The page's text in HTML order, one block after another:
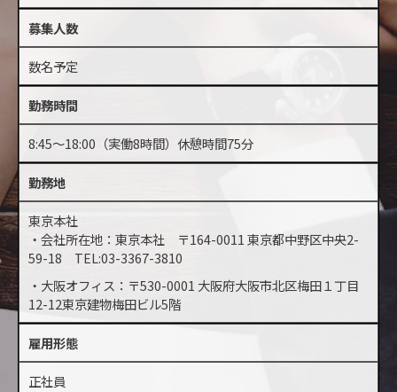
募集人数
数名予定
勤務時間
8:45～18:00（実働8時間）休憩時間75分
勤務地
東京本社
・会社所在地：東京本社 〒164-0011 東京都中野区中央2-
59-18 TEL:03-3367-3810
・大阪オフィス：〒530-0001 大阪府大阪市北区梅田１丁目
12-12東京建物梅田ビル5階
雇用形態
正社員